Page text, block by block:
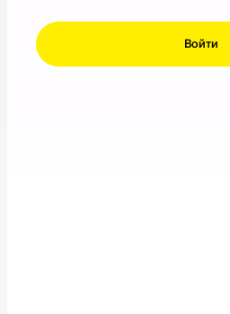
Войти